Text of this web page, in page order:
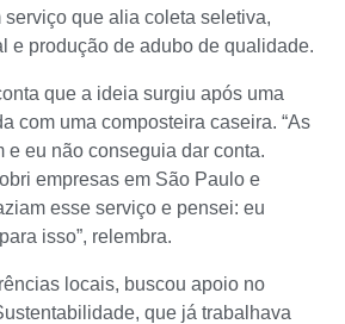
serviço que alia coleta seletiva,
e produção de adubo de qualidade.
que a ideia surgiu após uma
com uma composteira caseira. “As
e eu não conseguia dar conta.
empresas em São Paulo e
esse serviço e pensei: eu
isso”, relembra.
locais, buscou apoio no
que já trabalhava